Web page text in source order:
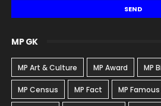
MP GK
MP Art & Culture MP Award MP
MP Census MP Fact MP